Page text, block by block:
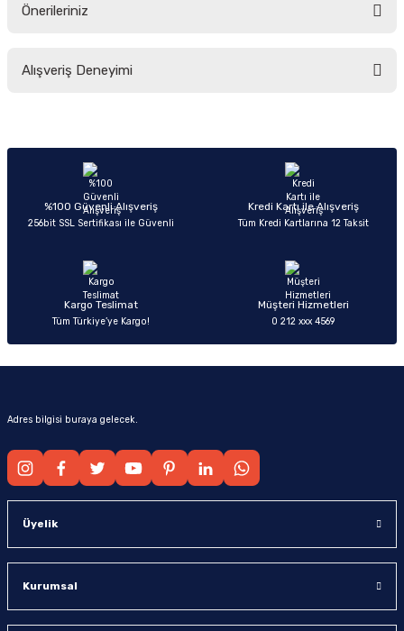
Önerileriniz
yetersiz gördüğünüz noktaları öneri formunu kullanarak tarafımıza
Ürün açıklamasında eksik bilgiler bulunuyor.
Ürün bilgilerinde hatalar bulunuyor.
Ürün fiyatı diğer sitelerden daha pahalı.
Alışveriş Deneyimi
Sitemize ilk yorumu siz yapın!
%100 Güvenli Alışveriş
256bit SSL Sertifikası ile Güvenli
Kredi Kartı ile Alışveriş
Tüm Kredi Kartlarına 12 Taksit
Kargo Teslimat
Tüm Türkiye’ye Kargo!
Müşteri Hizmetleri
0 212 xxx 4569
Adres bilgisi buraya gelecek.
Üyelik
Kurumsal